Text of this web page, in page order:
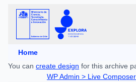
Home
You can create design for this archive
WP Admin > Live